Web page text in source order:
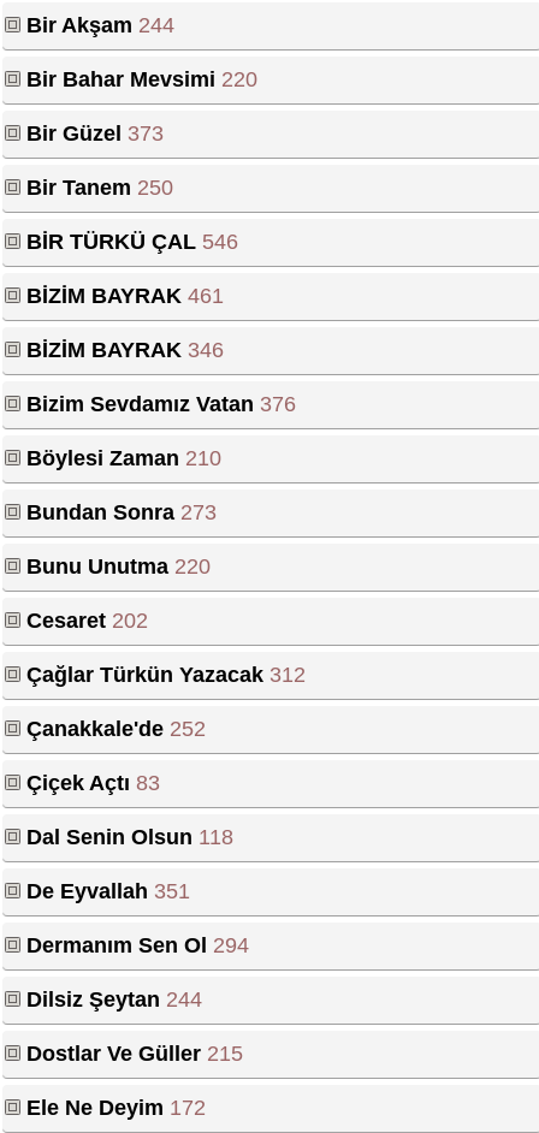
Bir Akşam 244
Bir Bahar Mevsimi 220
Bir Güzel 373
Bir Tanem 250
BİR TÜRKÜ ÇAL 546
BİZİM BAYRAK 461
BİZİM BAYRAK 346
Bizim Sevdamız Vatan 376
Böylesi Zaman 210
Bundan Sonra 273
Bunu Unutma 220
Cesaret 202
Çağlar Türkün Yazacak 312
Çanakkale'de 252
Çiçek Açtı 83
Dal Senin Olsun 118
De Eyvallah 351
Dermanım Sen Ol 294
Dilsiz Şeytan 244
Dostlar Ve Güller 215
Ele Ne Deyim 172